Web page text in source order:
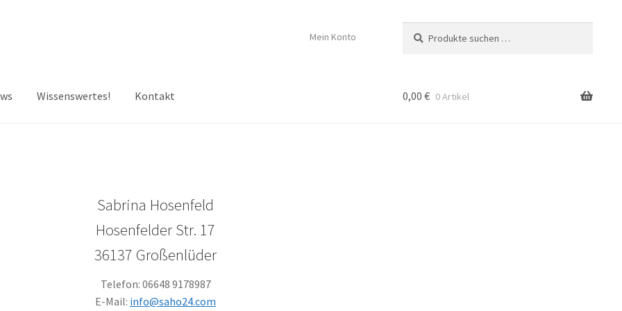
Mein Konto
nach:
Wissenswertes! Kontakt 0,00€ 0 Artikel
Sabrina Hosenfeld
Hosenfelder Str. 17
36137 Großenlüder
Telefon: 06648 9178987
E-Mail: info@saho24.com